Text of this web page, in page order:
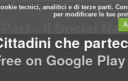
tecnici, analitici e di terze parti.
per modificare le tue
ePart - Il Social
che
on Google Play